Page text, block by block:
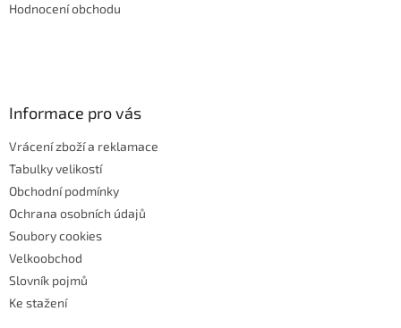
Hodnocení obchodu
Informace pro vás
Vrácení zboží a reklamace
Tabulky velikostí
Obchodní podmínky
Ochrana osobních údajů
Soubory cookies
Velkoobchod
Slovník pojmů
Ke stažení